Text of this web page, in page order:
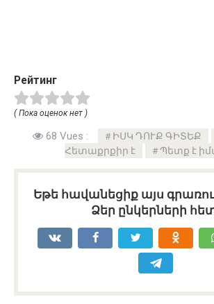
Рейтинг
( Пока оценок нет )
68 Vues : ԻՍԿ ԴՈՒՔ ԳԻՏԵՔ
Հետաքրքիր է
Պետք է
Եթե հավանեցիք այս
Ձեր ընկերների